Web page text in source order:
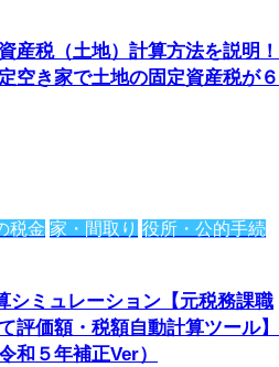
産税（土地）計算方法を説明！
空き家で土地の固定資産税が６
税金 家・間取り 役所・公的手続
シミュレーション【元税務課職
評価額・税額自動計算ツール】
和５年補正Ver）